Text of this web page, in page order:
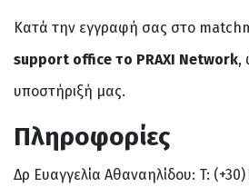
Κατά την εγγραφή σας στο
support office το PRAXI Network,
υποστήριξή μας.
Πληροφορίες
Δρ Ευαγγελία Αθαναηλίδου: T: